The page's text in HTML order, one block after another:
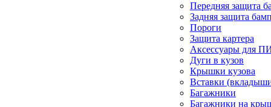
Передняя защита
Задняя защита
Пороги
Защита картера
Аксессуары для
Дуги в кузов
Крышки кузова
Вставки
Багажники
Багажники на